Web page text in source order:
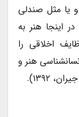
مثل صندلی
اینجا هنر به
اخلاقی را
هنر و
۱۳۹۲).